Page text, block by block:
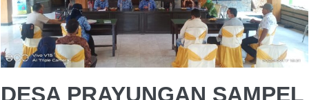
DESA PRAYUNGAN SAMPEL